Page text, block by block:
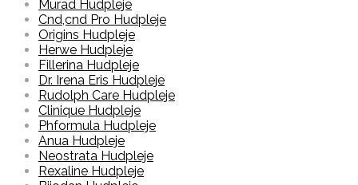
Murad Hudpleje
Cnd,cnd Pro Hudpleje
Origins Hudpleje
Herwe Hudpleje
Fillerina Hudpleje
Dr. Irena Eris Hudpleje
Rudolph Care Hudpleje
Clinique Hudpleje
Phformula Hudpleje
Anua Hudpleje
Neostrata Hudpleje
Rexaline Hudpleje